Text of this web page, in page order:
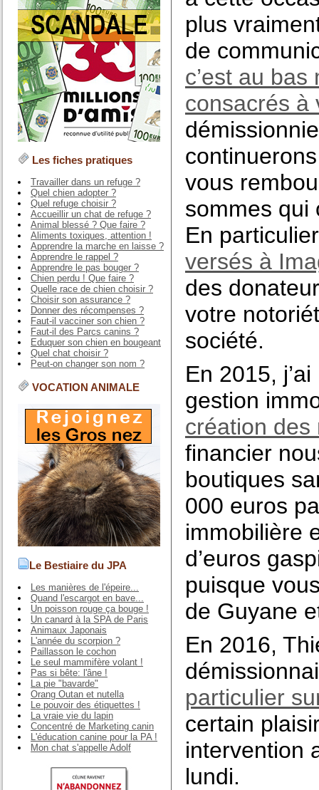
Les fiches pratiques
Travailler dans un refuge ?
Quel chien adopter ?
Quel refuge choisir ?
Accueillir un chat de refuge ?
Animal blessé ? Que faire ?
Aliments toxiques, attention !
Apprendre la marche en laisse ?
Apprendre le rappel ?
Apprendre le pas bouger ?
Chien perdu ! Que faire ?
Quelle race de chien choisir ?
Choisir son assurance ?
Donner des récompenses ?
Faut-il vacciner son chien ?
Faut-il des Parcs canins ?
Eduquer son chien en bougeant
Quel chat choisir ?
Peut-on changer son nom ?
VOCATION ANIMALE
Le Bestiaire du JPA
Les manières de l'épeire...
Quand l'escargot en bave...
Un poisson rouge ça bouge !
Un canard à la SPA de Paris
Animaux Japonais
L'année du scorpion ?
Paillasson le cochon
Le seul mammifère volant !
Pas si bête: l'âne !
La pie "bavarde"
Orang Outan et nutella
Le pouvoir des étiquettes !
La vraie vie du lapin
Concentré de Marketing canin
L'éducation canine pour la PA !
Mon chat s'appelle Adolf
plus
de
c’est au
consacrés à
vous
sommes qui
En
versés à
des
votre
société.
En 2015,
gestion
création des
financier
boutiques
000 euros
immobilière
d’euros
puisque
de Guyane
En 2016,
particulier
certain
intervention
lundi.